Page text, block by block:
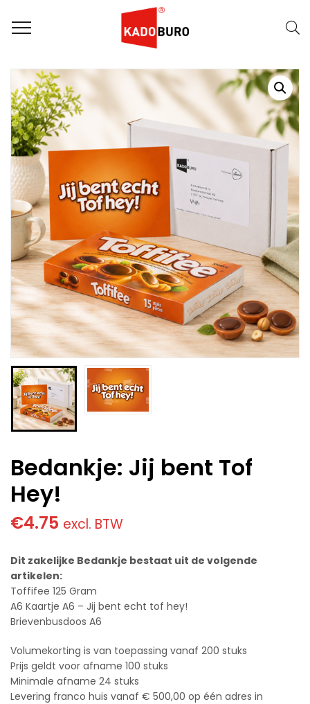
Home
Zakelijke bedankjes
Bedankje: Jij bent Tof Hey!
Bedankje: Jij bent Tof
Hey!
€4.75 excl. BTW
Dit zakelijke Bedankje bestaat uit de volgende
artikelen:
Toffifee 125 Gram
A6 Kaartje A6 – Jij bent echt tof hey!
Brievenbusdoos A6
Volumekorting is van toepassing vanaf 200 stuks
Prijs geldt voor afname 100 stuks
Minimale afname 24 stuks
Levering franco huis vanaf € 500,00 op één adres in